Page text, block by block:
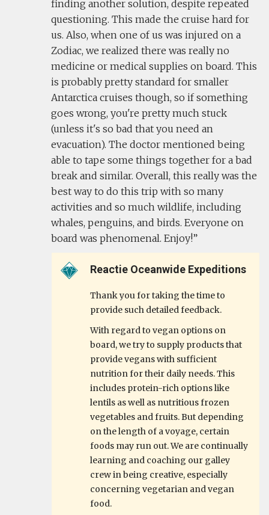
finding another solution, despite repeated
questioning. This made the cruise hard for
us. Also, when one of us was injured on a
Zodiac, we realized there was really no
medicine or medical supplies on board. This
is probably pretty standard for smaller
Antarctica cruises though, so if something
goes wrong, you're pretty much stuck
(unless it's so bad that you need an
evacuation). The doctor mentioned being
able to tape some things together for a bad
break and similar. Overall, this really was the
best way to do this trip with so many
activities and so much wildlife, including
whales, penguins, and birds. Everyone on
board was phenomenal. Enjoy!
Reactie Oceanwide Expeditions
Thank you for taking the time to
provide such detailed feedback.
With regard to vegan options on
board, we try to supply products that
provide vegans with sufficient
nutrition for their daily needs. This
includes protein-rich options like
lentils as well as nutritious frozen
vegetables and fruits. But depending
on the length of a voyage, certain
foods may run out. We are continually
learning and coaching our galley
crew in being creative, especially
concerning vegetarian and vegan
food.